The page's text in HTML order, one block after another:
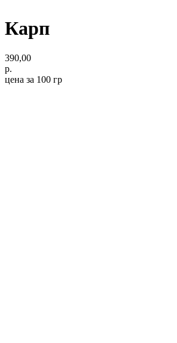
Карп
390,00
р.
цена за 100 гр